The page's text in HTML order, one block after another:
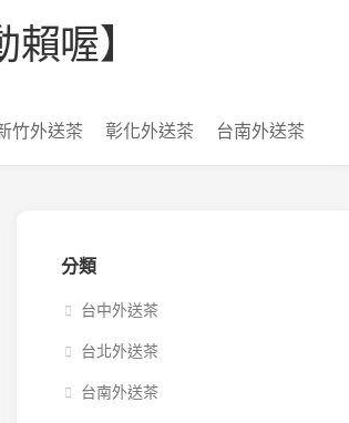
喔】
竹外送茶 彰化外送茶 台南外送茶
分類
台中外送茶
台北外送茶
台南外送茶